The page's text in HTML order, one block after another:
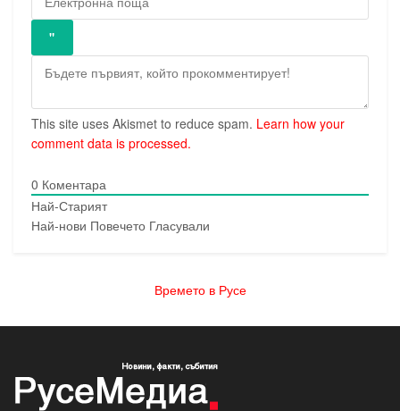
This site uses Akismet to reduce spam. Learn how your
comment data is processed.
0 Коментара
Най-Старият
Най-нови Повечето Гласували
Времето в Русе